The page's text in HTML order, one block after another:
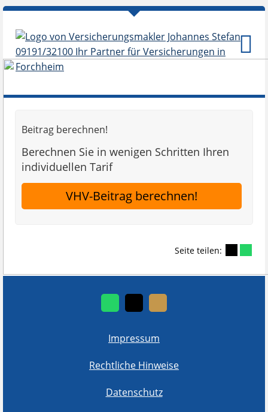
Beitrag berechnen!
Berechnen Sie in wenigen Schritten Ihren
individuellen Tarif
VHV-Beitrag berechnen!
Seite teilen:
Impressum
Rechtliche Hinweise
Datenschutz